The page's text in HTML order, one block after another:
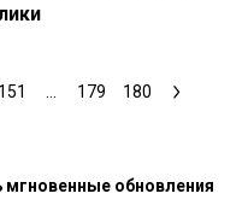
151 ... 179 180
обновления